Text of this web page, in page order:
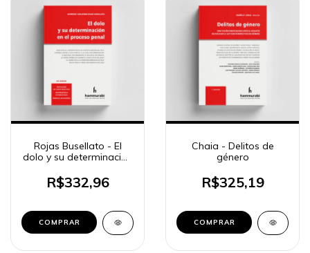
Rojas Busellato - El
dolo y su determinación
R$332,96
COMPRAR
Chaia - Delitos de
género
R$325,19
COMPRAR